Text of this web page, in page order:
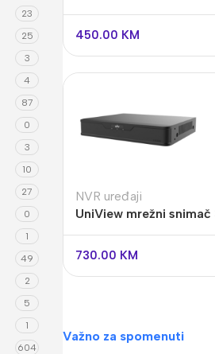
23
25
3
4
87
0
3
10
27
0
1
49
2
5
1
604
NSW3000-
POE-IN
450.00 KM
NVR uređaji
UniView mrežni snimač
kanala NVR502-32B-
detekcija temperature
730.00 KM
Važno za spomenuti